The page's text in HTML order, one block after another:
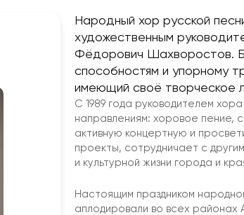
Народный хор русской
художественным
Фёдорович Шахворостов.
способностям и упорному
имеющий своё творческое
С 1989 года руководителем
направлениям: хоровое пение,
активную концертную и
проекты, сотрудничает с
и культурной жизни города и
Настоящим праздником
аплодировали во всех районах